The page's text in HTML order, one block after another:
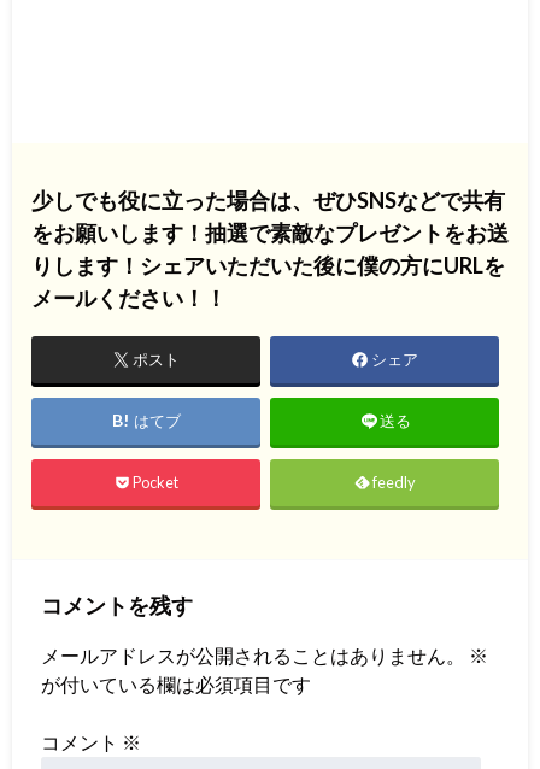
少しでも役に立った場合は、ぜひSNSなどで共有
をお願いします！抽選で素敵なプレゼントをお送
りします！シェアいただいた後に僕の方にURLを
メールください！！
ポスト シェア
はてブ 送る
Pocket feedly
コメントを残す
メールアドレスが公開されることはありません。
※
が付いている欄は必須項目です
コメント ※